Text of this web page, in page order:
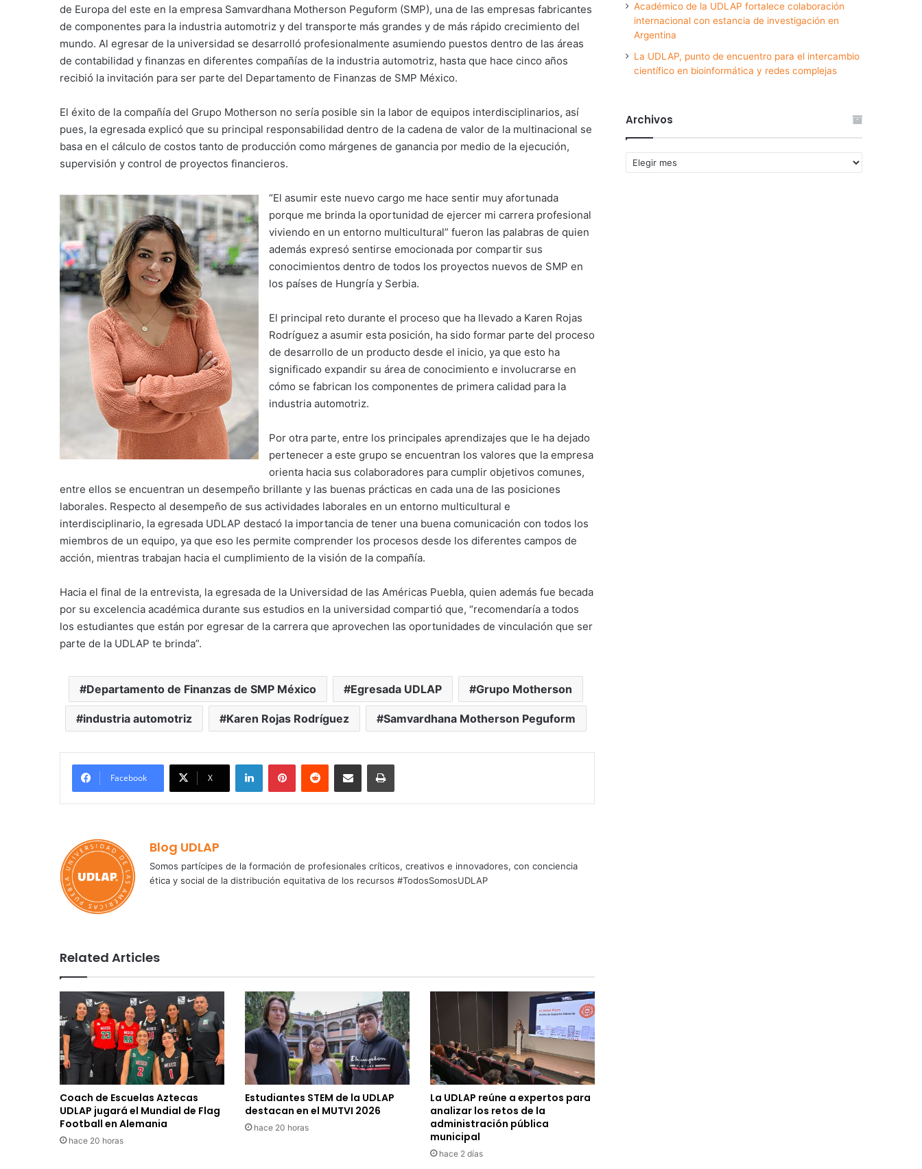
de Europa del este en la empresa Samvardhana Motherson Peguform (SMP), una de las empresas fabricantes
de componentes para la industria automotriz y del transporte más grandes y de más rápido crecimiento del
mundo. Al egresar de la universidad se desarrolló profesionalmente asumiendo puestos dentro de las áreas
de contabilidad y finanzas en diferentes compañías de la industria automotriz, hasta que hace cinco años
recibió la invitación para ser parte del Departamento de Finanzas de SMP México.
El éxito de la compañía del Grupo Motherson no sería posible sin la labor de equipos interdisciplinarios, así
pues, la egresada explicó que su principal responsabilidad dentro de la cadena de valor de la multinacional se
basa en el cálculo de costos tanto de producción como márgenes de ganancia por medio de la ejecución,
supervisión y control de proyectos financieros.
“El asumir este nuevo cargo me hace sentir muy afortunada
porque me brinda la oportunidad de ejercer mi carrera profesional
viviendo en un entorno multicultural” fueron las palabras de quien
además expresó sentirse emocionada por compartir sus
conocimientos dentro de todos los proyectos nuevos de SMP en
los países de Hungría y Serbia.
El principal reto durante el proceso que ha llevado a Karen Rojas
Rodríguez a asumir esta posición, ha sido formar parte del proceso
de desarrollo de un producto desde el inicio, ya que esto ha
significado expandir su área de conocimiento e involucrarse en
cómo se fabrican los componentes de primera calidad para la
industria automotriz.
Por otra parte, entre los principales aprendizajes que le ha dejado
pertenecer a este grupo se encuentran los valores que la empresa
orienta hacia sus colaboradores para cumplir objetivos comunes,
entre ellos se encuentran un desempeño brillante y las buenas prácticas en cada una de las posiciones
laborales. Respecto al desempeño de sus actividades laborales en un entorno multicultural e
interdisciplinario, la egresada UDLAP destacó la importancia de tener una buena comunicación con todos los
miembros de un equipo, ya que eso les permite comprender los procesos desde los diferentes campos de
acción, mientras trabajan hacia el cumplimiento de la visión de la compañía.
Hacia el final de la entrevista, la egresada de la Universidad de las Américas Puebla, quien además fue becada
por su excelencia académica durante sus estudios en la universidad compartió que, “recomendaría a todos
los estudiantes que están por egresar de la carrera que aprovechen las oportunidades de vinculación que ser
parte de la UDLAP te brinda”.
Departamento de Finanzas de SMP México Egresada UDLAP Grupo Motherson
industria automotriz Karen Rojas Rodríguez Samvardhana Motherson Peguform
Facebook X
LinkedInPinterestReddit Share via Email Print
Blog UDLAP
Somos partícipes de la formación de profesionales críticos, creativos e innovadores, con conciencia
ética y social de la distribución equitativa de los recursos #TodosSomosUDLAP
Related Articles
Coach de Escuelas Aztecas
UDLAP jugará el Mundial de Flag
Football en Alemania
hace 20 horas
Estudiantes STEM de la UDLAP
destacan en el MUTVI 2026
hace 20 horas
La UDLAP reúne a expertos para
analizar los retos de la
administración pública
municipal
hace 2 días
Académico de la UDLAP fortalece colaboración
internacional con estancia de investigación en
Argentina
La UDLAP, punto de encuentro para el intercambio
científico en bioinformática y redes complejas
Archivos
Archivos